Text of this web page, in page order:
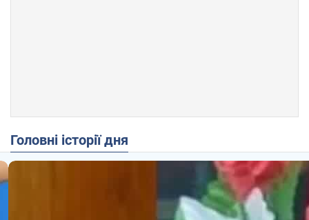
Головні історії дня